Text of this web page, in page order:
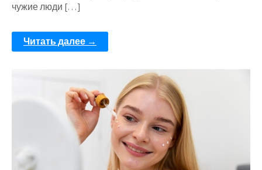
чужие люди […]
Читать далее →